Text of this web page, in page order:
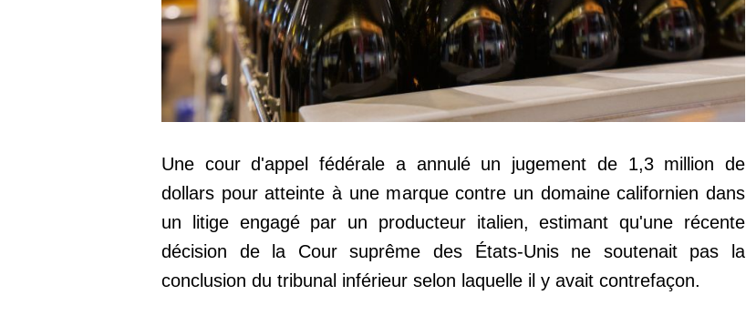
Une cour d'appel fédérale a annulé un jugement de 1,3 million de
dollars pour atteinte à une marque contre un domaine californien dans
un litige engagé par un producteur italien, estimant qu'une récente
décision de la Cour suprême des États-Unis ne soutenait pas la
conclusion du tribunal inférieur selon laquelle il y avait contrefaçon.